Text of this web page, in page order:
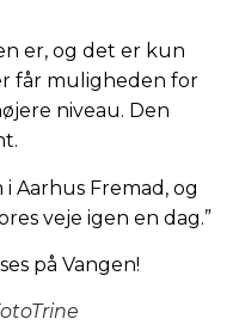
er, og det er kun
får muligheden for
niveau. Den
Aarhus Fremad, og
veje igen en dag.”
på Vangen!